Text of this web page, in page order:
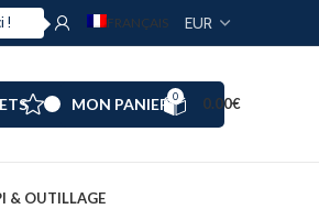
FRANÇAIS
MON PANIER 0 0.00€
& OUTILLAGE